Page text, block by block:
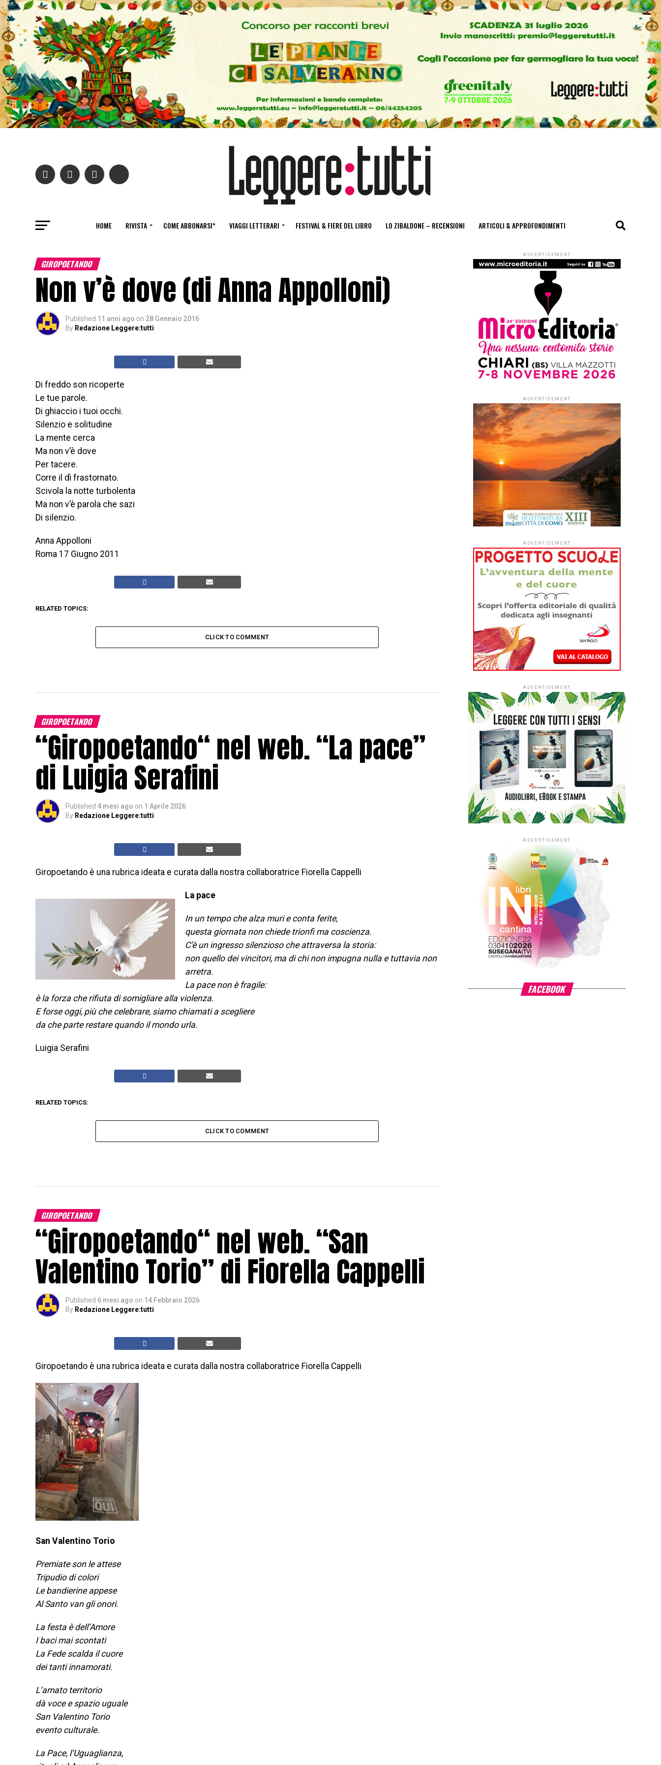
HOME RIVISTA COME ABBONARSI* VIAGGI LETTERARI FESTIVAL & FIERE DEL LIBRO LO ZIBALDONE – RECENSIONI ARTICOLI & APPROFONDIMENTI
GIROPOETANDO
Non v’è dove (di Anna Appolloni)
Published 11 anni ago on 28 Gennaio 2016
By Redazione Leggere:tutti
Di freddo son ricoperte
Le tue parole.
Di ghiaccio i tuoi occhi.
Silenzio e solitudine
La mente cerca
Ma non v’è dove
Per tacere.
Corre il dì frastornato.
Scivola la notte turbolenta
Ma non v’è parola che sazi
Di silenzio.
Anna Appolloni
Roma 17 Giugno 2011
RELATED TOPICS:
CLICK TO COMMENT
GIROPOETANDO
“Giropoetando“ nel web. “La pace”
di Luigia Serafini
Published 4 mesi ago on 1 Aprile 2026
By Redazione Leggere:tutti
Giropoetando è una rubrica ideata e curata dalla nostra collaboratrice Fiorella Cappelli
La pace
In un tempo che alza muri e conta ferite,
questa giornata non chiede trionfi ma coscienza.
C’è un ingresso silenzioso che attraversa la storia:
non quello dei vincitori, ma di chi non impugna nulla e tuttavia non
arretra.
La pace non è fragile:
è la forza che rifiuta di somigliare alla violenza.
E forse oggi, più che celebrare, siamo chiamati a scegliere
da che parte restare quando il mondo urla.
Luigia Serafini
RELATED TOPICS:
CLICK TO COMMENT
GIROPOETANDO
“Giropoetando“ nel web. “San
Valentino Torio” di Fiorella Cappelli
Published 6 mesi ago on 14 Febbraio 2026
By Redazione Leggere:tutti
Giropoetando è una rubrica ideata e curata dalla nostra collaboratrice Fiorella Cappelli
San Valentino Torio
Premiate son le attese
Tripudio di colori
Le bandierine appese
Al Santo van gli onori.
La festa è dell’Amore
I baci mai scontati
La Fede scalda il cuore
dei tanti innamorati.
L’amato territorio
dà voce e spazio uguale
San Valentino Torio
evento culturale.
La Pace, l’Uguaglianza,
ADVERTISEMENT
ADVERTISEMENT
ADVERTISEMENT
ADVERTISEMENT
ADVERTISEMENT
FACEBOOK